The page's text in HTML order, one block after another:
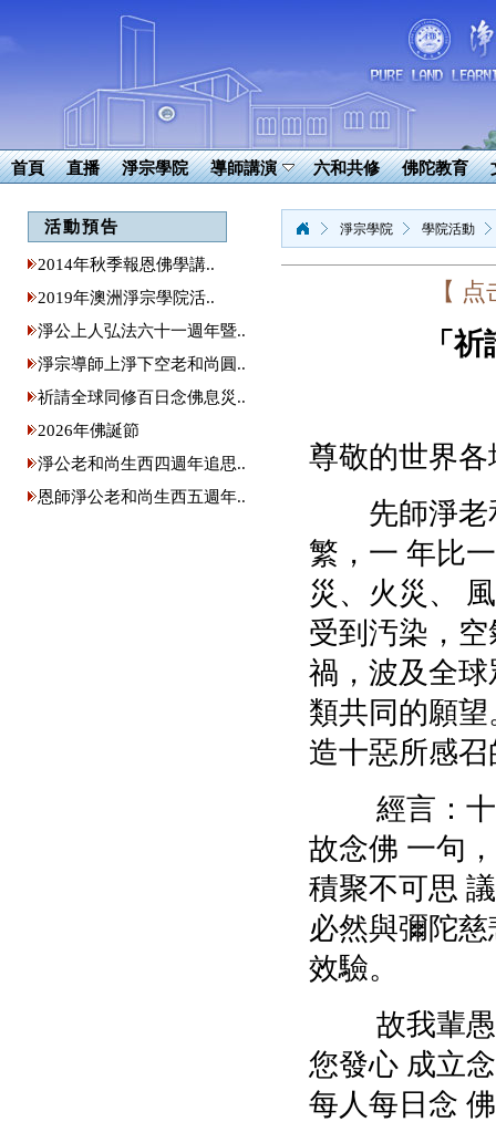
首頁 直播 淨宗學院 導師講演 六和共修 佛陀教育
活動預告
2014年秋季報恩佛學講..
2019年澳洲淨宗學院活..
淨公上人弘法六十一週年暨..
淨宗導師上淨下空老和尚圓..
祈請全球同修百日念佛息災..
2026年佛誕節
淨公老和尚生西四週年追思..
恩師淨公老和尚生西五週年..
淨宗學院 學院活動
【
「
尊敬的世界
先師淨老和
繁，一 年比
災、火災、
受到汚染，
禍，波及全
類共同的願
造十惡所感
經言：十
故念佛 一句
積聚不可思
必然與彌陀
效驗。
故我輩愚
您發心 成立
每人每日念